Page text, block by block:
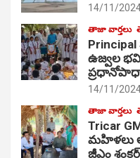
14/11/
తాజా వార్తలు
Principal
ఉజ్వల
14/11/
తాజా వార్తలు
Tricar
మహిళలు
జీఎం